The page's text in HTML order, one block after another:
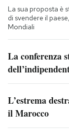
La sua proposta è
di svendere il
Mondiali
La conferenza
L’estrema
il Marocco